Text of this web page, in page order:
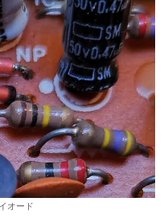
オード